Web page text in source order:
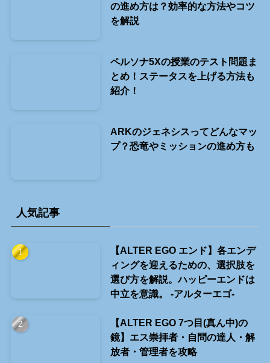
の進め方は？効率的な方法やコツ
を解説
ペルソナ5Xの授業のテスト問題ま
とめ！ステータスを上げる方法も
紹介！
ARKのジェネシスってどんなマッ
プ？恐竜やミッションの進め方も
人気記事
【ALTER EGO エンド】各エンデ
ィングを迎えるための、選択肢を
選び方を解説。ハッピーエンドは
中立を意識。 -アルターエゴ-
【ALTER EGO 7つ目(真ん中)の
鏡】エス崇拝者・自問の達人・解
放者・管理者を攻略